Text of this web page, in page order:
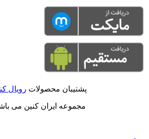
پشتیبان محصولات رویال
مجموعه ایران کنین می